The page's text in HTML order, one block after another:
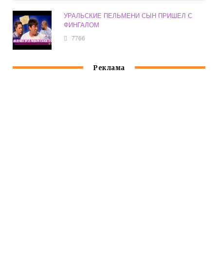
УРАЛЬСКИЕ ПЕЛЬМЕНИ СЫН ПРИШЕЛ С
ФИНГАЛОМ
7766
Реклама